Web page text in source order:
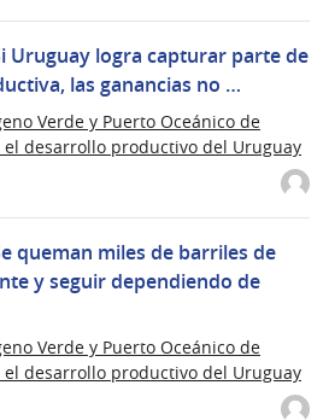
Uruguay logra capturar parte de
las ganancias no …
Verde y Puerto Oceánico de
el desarrollo productivo del Uruguay
queman miles de barriles de
y seguir dependiendo de
Verde y Puerto Oceánico de
el desarrollo productivo del Uruguay